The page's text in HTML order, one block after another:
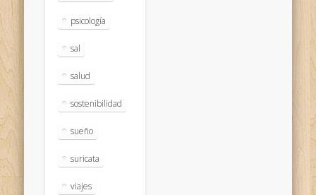
psicología
sal
salud
sostenibilidad
sueño
suricata
viajes